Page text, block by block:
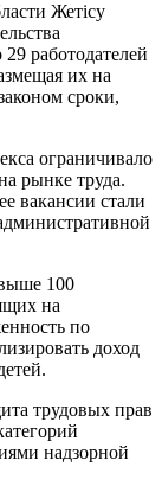
Жетісу
работодателей
их на
сроки,
ограничивало
рынке труда.
вакансии стали
100
на
по
доход
трудовых прав
надзорной